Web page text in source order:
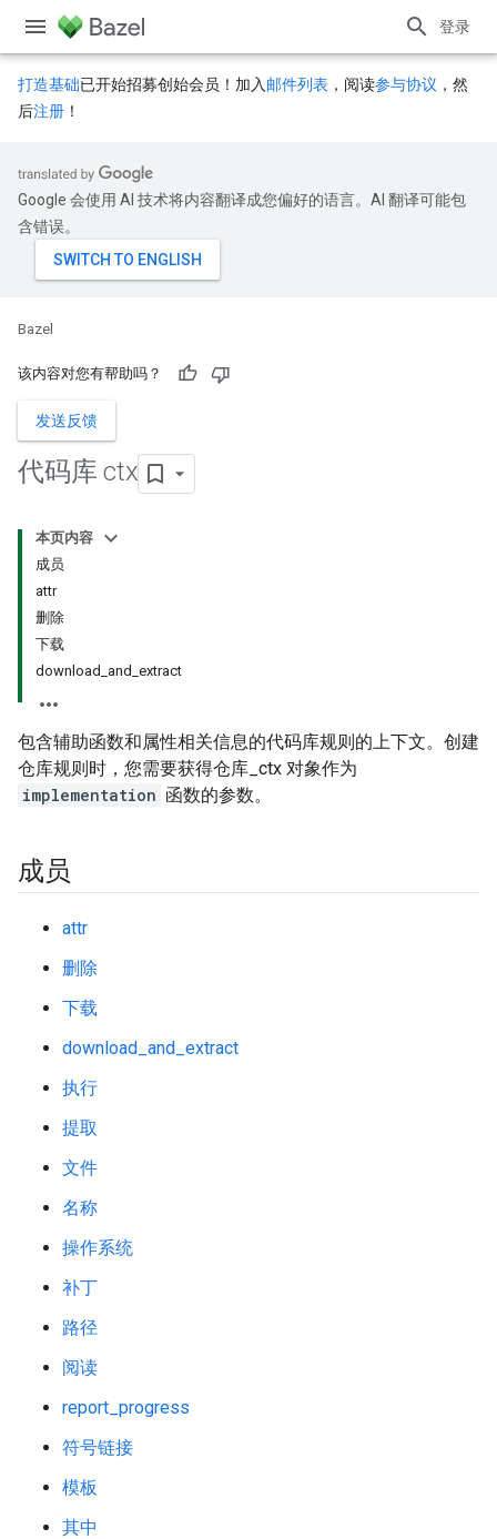
登录
打造基础已开始招募创始会员！加入 邮件列表 ，阅读参与协议 ，然
后注册 ！
Google 会使用 AI 技术将内容翻译成您偏好的语言。AI 翻译可能包
含错误。
Bazel
该内容对您有帮助吗？
发送反馈
代码库 ctx
本页内容
成员
attr
删除
下载
download_and_extract
包含辅助函数和属性相关信息的代码库规则的上下文。创建
仓库规则时，您需要获得仓库_ctx 对象作为
implementation 函数的参数。
成员
attr
删除
下载
download_and_extract
执行
提取
文件
名称
操作系统
补丁
路径
阅读
report_progress
符号链接
模板
其中